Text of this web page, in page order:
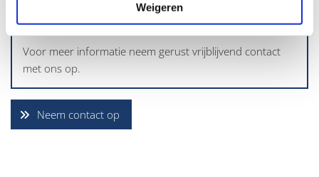
Weigeren
Geïnteresseerd?
Voor meer informatie neem gerust vrijblijvend contact
met ons op.
Neem contact op